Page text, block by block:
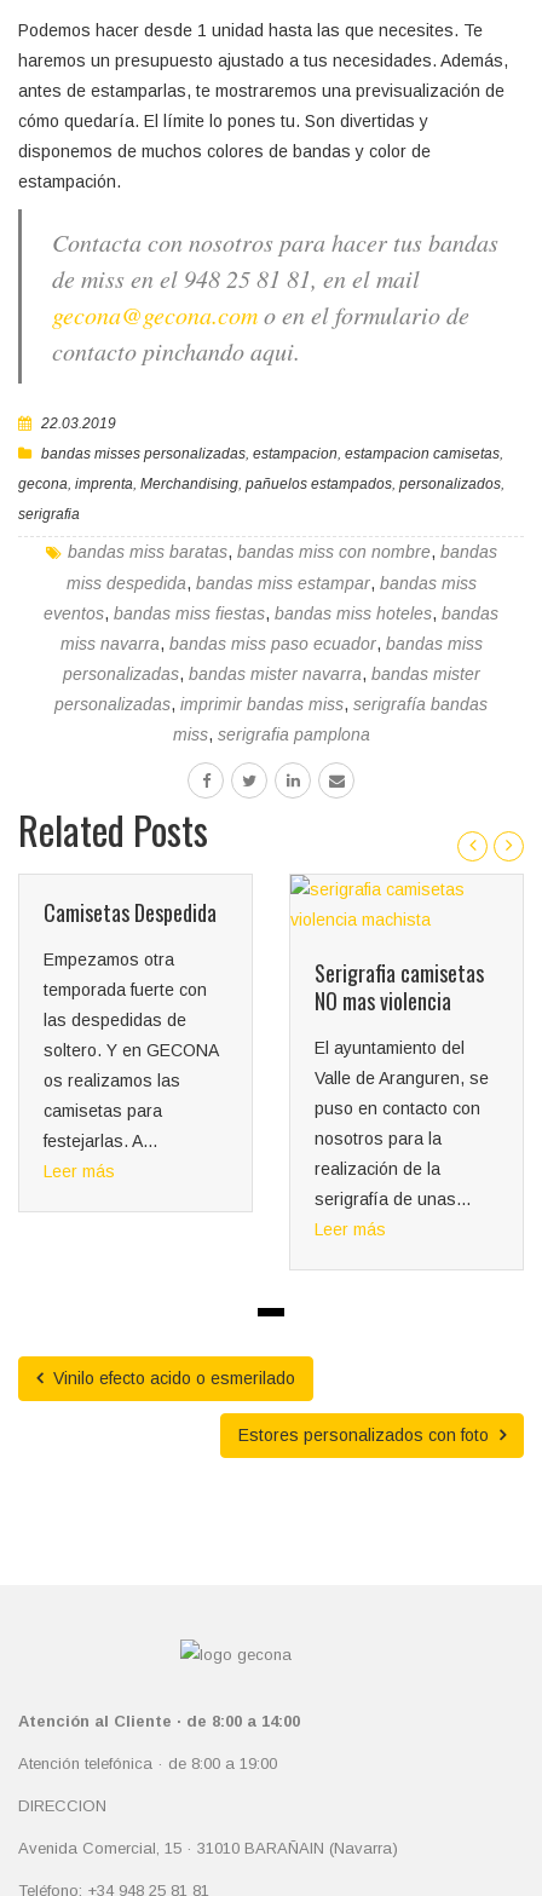
Podemos hacer desde 1 unidad hasta las que necesites. Te
haremos un presupuesto ajustado a tus necesidades. Además,
antes de estamparlas, te mostraremos una previsualización de
cómo quedaría. El límite lo pones tu. Son divertidas y
disponemos de muchos colores de bandas y color de
estampación.
Contacta con nosotros para hacer tus bandas
de miss en el 948 25 81 81, en el mail
gecona@gecona.como en el formulario de
contacto pinchando aqui.
22.03.2019
bandas misses personalizadas, estampacion, estampacion camisetas,
gecona, imprenta, Merchandising, pañuelos estampados, personalizados,
serigrafia
bandas miss baratas, bandas miss con nombre, bandas
miss despedida, bandas miss estampar, bandas miss
eventos, bandas miss fiestas, bandas miss hoteles, bandas
miss navarra, bandas miss paso ecuador, bandas miss
personalizadas, bandas mister navarra, bandas mister
personalizadas, imprimir bandas miss, serigrafía bandas
miss, serigrafia pamplona
Related Posts
Camisetas Despedida
Empezamos otra
temporada fuerte con
las despedidas de
soltero. Y en GECONA
os realizamos las
camisetas para
festejarlas. A...
Leer más
Serigrafia camisetas
NO mas violencia
El ayuntamiento del
Valle de Aranguren, se
puso en contacto con
nosotros para la
realización de la
serigrafía de unas...
Leer más
Vinilo efecto acido o esmerilado
Estores personalizados con foto
Atención al Cliente · de 8:00 a 14:00
Atención telefónica · de 8:00 a 19:00
DIRECCION
Avenida Comercial, 15 · 31010 BARAÑAIN (Navarra)
Teléfono: +34 948 25 81 81